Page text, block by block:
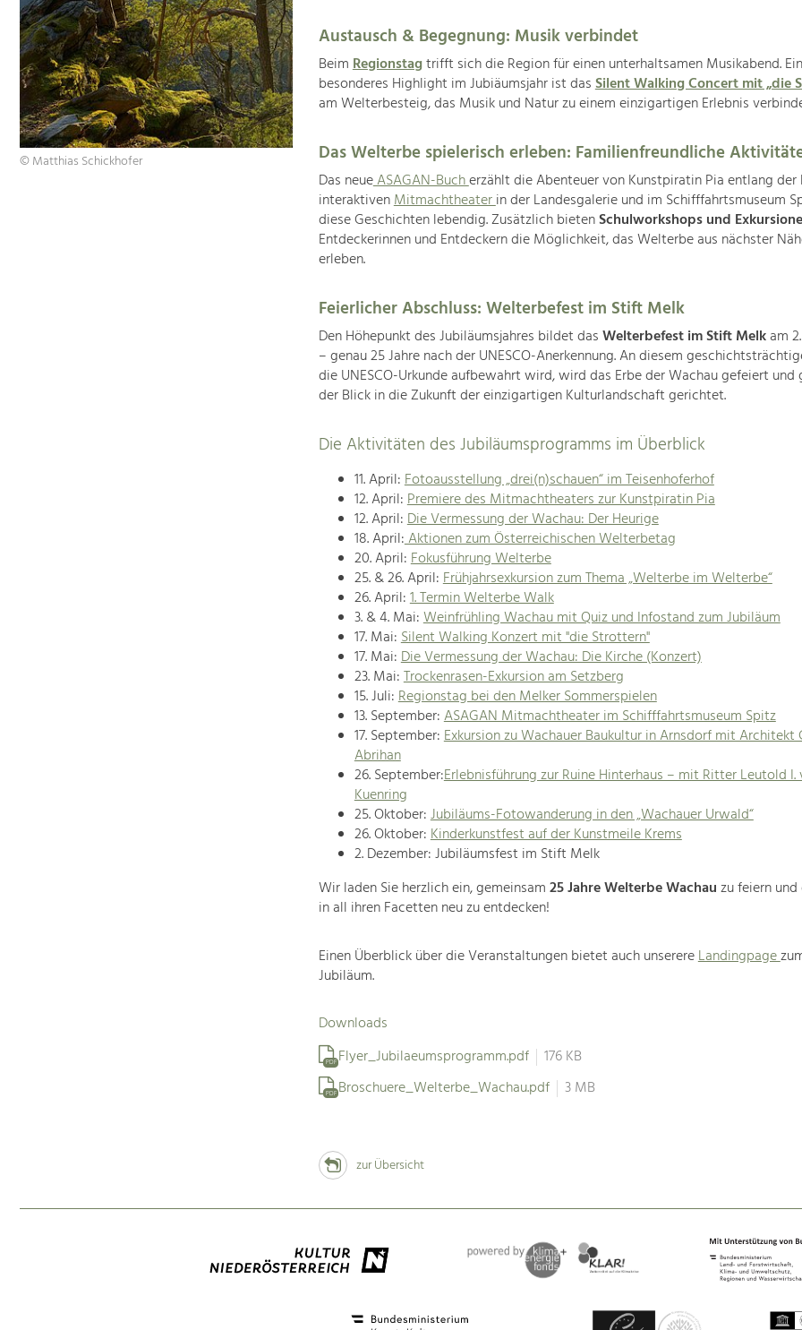
© Matthias Schickhofer
Austausch & Begegnung: Musik verbindet
BeimRegionstagtrifft sich die Region für einen unterhaltsamen Musikabend. Ein
besonderes Highlight im Jubiäumsjahr ist dasSilent Walking Concert mit „die
am Welterbesteig, das Musik und Natur zu einem einzigartigen Erlebnis
Das Welterbe spielerisch erleben: Familienfreundliche
Das neueASAGAN-Bucherzählt die Abenteuer von Kunstpiratin Pia entlang der
interaktivenMitmachtheaterin der Landesgalerie und im Schifffahrtsmuseum
diese Geschichten lebendig. Zusätzlich bietenSchulworkshops und
Entdeckerinnen und Entdeckern die Möglichkeit, das Welterbe aus nächster
erleben.
Feierlicher Abschluss: Welterbefest im Stift Melk
Den Höhepunkt des Jubiläumsjahres bildet dasWelterbefest im Stift Melkam
– genau 25 Jahre nach der UNESCO-Anerkennung. An diesem
die UNESCO-Urkunde aufbewahrt wird, wird das Erbe der Wachau gefeiert
der Blick in die Zukunft der einzigartigen Kulturlandschaft gerichtet.
Die Aktivitäten des Jubiläumsprogramms im Überblick
11. April:Fotoausstellung „drei(n)schauen“ im Teisenhoferhof
12. April:Premiere des Mitmachtheaters zur Kunstpiratin Pia
12. April:Die Vermessung der Wachau: Der Heurige
18. April:Aktionen zum Österreichischen Welterbetag
20. April:Fokusführung Welterbe
25. & 26. April:Frühjahrsexkursion zum Thema „Welterbe im Welterbe“
26. April:1. Termin Welterbe Walk
3. & 4. Mai:Weinfrühling Wachau mit Quiz und Infostand zum Jubiläum
17. Mai:Silent Walking Konzert mit "die Strottern"
17. Mai:Die Vermessung der Wachau: Die Kirche (Konzert)
23. Mai:Trockenrasen-Exkursion am Setzberg
15. Juli:Regionstag bei den Melker Sommerspielen
13. September:ASAGAN Mitmachtheater im Schifffahrtsmuseum Spitz
17. September:Exkursion zu Wachauer Baukultur in Arnsdorf mit Architekt
Abrihan
26. September:Erlebnisführung zur Ruine Hinterhaus – mit Ritter Leutold I.
Kuenring
25. Oktober:Jubiläums-Fotowanderung in den „Wachauer Urwald“
26. Oktober:Kinderkunstfest auf der Kunstmeile Krems
2. Dezember: Jubiläumsfest im Stift Melk
Wir laden Sie herzlich ein, gemeinsam25 Jahre Welterbe Wachauzu feiern
in all ihren Facetten neu zu entdecken!
Einen Überblick über die Veranstaltungen bietet auch unserereLandingpage
Jubiläum.
Downloads
PDF Flyer_Jubilaeumsprogramm.pdf 176 KB
PDF Broschuere_Welterbe_Wachau.pdf 3 MB
zur Übersicht